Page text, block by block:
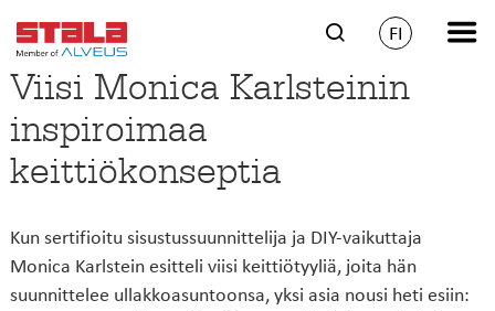
FI
Viisi Monica Karlsteinin
inspiroimaa
keittiökonseptia
Kun sertifioitu sisustussuunnittelija ja DIY-vaikuttaja
Monica Karlstein esitteli viisi keittiötyyliä, joita hän
suunnittelee ullakkoasuntoonsa, yksi asia nousi heti esiin: